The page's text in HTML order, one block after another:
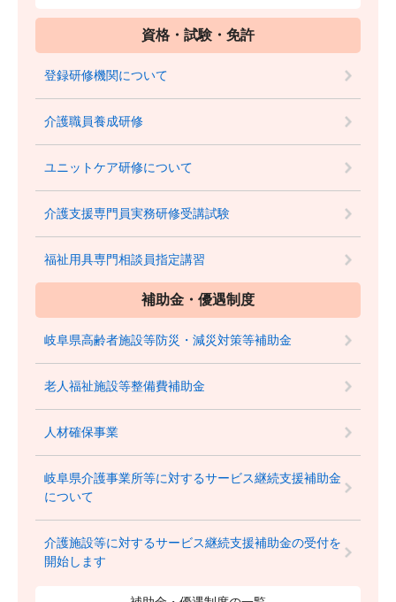
資格・試験・免許
登録研修機関について
介護職員養成研修
ユニットケア研修について
介護支援専門員実務研修受講試験
福祉用具専門相談員指定講習
補助金・優遇制度
岐阜県高齢者施設等防災・減災対策等補助金
老人福祉施設等整備費補助金
人材確保事業
岐阜県介護事業所等に対するサービス継続支援補助金
について
介護施設等に対するサービス継続支援補助金の受付を
開始します